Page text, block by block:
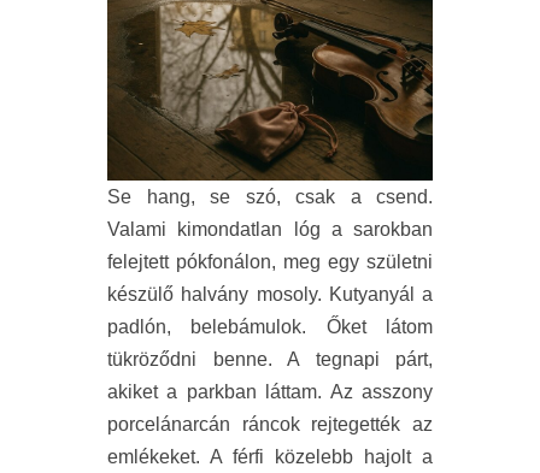
Se hang, se szó, csak a csend.
Valami kimondatlan lóg a sarokban
felejtett pókfonálon, meg egy születni
készülő halvány mosoly. Kutyanyál a
padlón, belebámulok. Őket látom
tükröződni benne. A tegnapi párt,
akiket a parkban láttam. Az asszony
porcelánarcán ráncok rejtegették az
emlékeket. A férfi közelebb hajolt a